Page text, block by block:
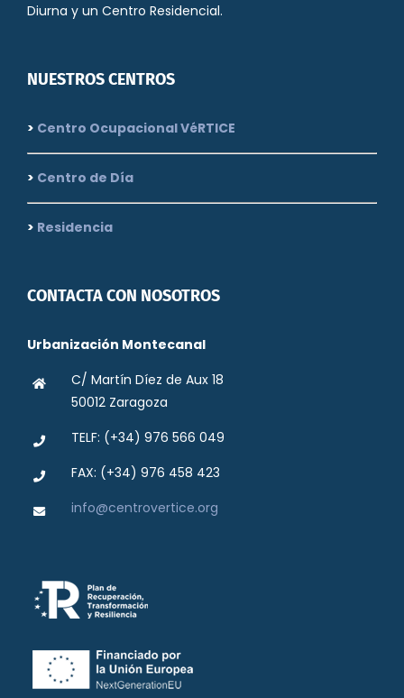
Diurna y un Centro Residencial.
NUESTROS CENTROS
> Centro Ocupacional VéRTICE
> Centro de Día
> Residencia
CONTACTA CON NOSOTROS
Urbanización Montecanal
C/ Martín Díez de Aux 18
50012 Zaragoza
TELF: (+34) 976 566 049
FAX: (+34) 976 458 423
info@centrovertice.org